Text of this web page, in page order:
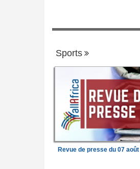
Sports
Revue de presse du 07